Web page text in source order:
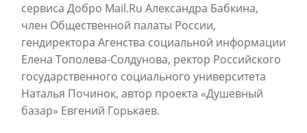
сервиса Добро Mail.Ru Александра Бабкина,
член Общественной палаты России,
гендиректора Агенства социальной информации
Елена Тополева-Солдунова, ректор Российского
государственного социального университета
Наталья Починок, автор проекта «Душевный
базар» Евгений Горькаев.